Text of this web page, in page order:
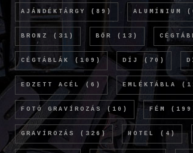
AJÁNDÉKTÁRGY (89) ALUMÍNIUM
BRONZ (31) BŐR (13)
CÉGTÁBLÁK (109) DÍJ (70)
EDZETT ACÉL (6) EMLÉKTÁBLA
FOTÓ GRAVÍROZÁS (10) FÉM
GRAVÍROZÁS (326) HOTEL (4)